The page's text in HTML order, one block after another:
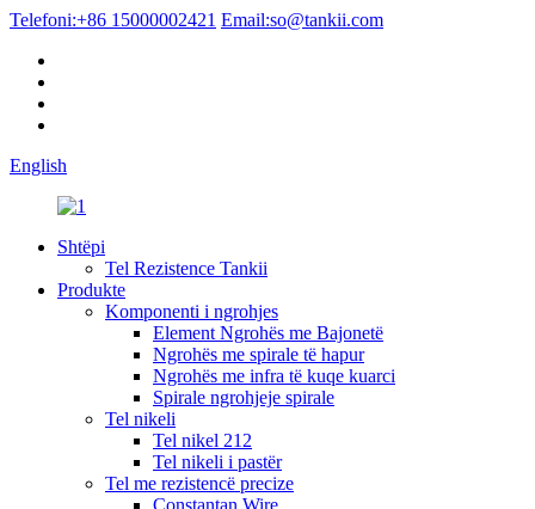
Telefoni:+86 15000002421 Email:so@tankii.com
English
Shtëpi
Tel Rezistence Tankii
Produkte
Komponenti i ngrohjes
Element Ngrohës me Bajonetë
Ngrohës me spirale të hapur
Ngrohës me infra të kuqe kuarci
Spirale ngrohjeje spirale
Tel nikeli
Tel nikel 212
Tel nikeli i pastër
Tel me rezistencë precize
Constantan Wire